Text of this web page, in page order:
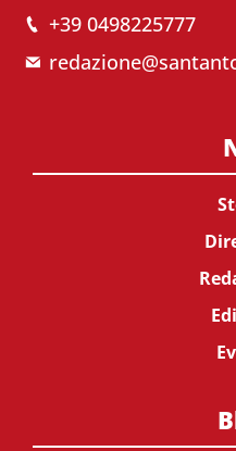
+39 0498225777